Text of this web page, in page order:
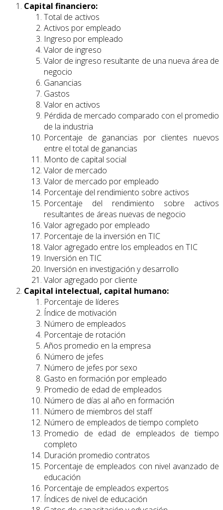
Capital financiero:
Total de activos
Activos por empleado
Ingreso por empleado
Valor de ingreso
Valor de ingreso resultante de una nueva área de
negocio
Ganancias
Gastos
Valor en activos
Pérdida de mercado comparado con el promedio
de la industria
Porcentaje de ganancias por clientes nuevos
entre el total de ganancias
Monto de capital social
Valor de mercado
Valor de mercado por empleado
Porcentaje del rendimiento sobre activos
Porcentaje del rendimiento sobre activos
resultantes de áreas nuevas de negocio
Valor agregado por empleado
Porcentaje de la inversión en TIC
Valor agregado entre los empleados en TIC
Inversión en TIC
Inversión en investigación y desarrollo
Valor agregado por cliente
Capital intelectual, capital humano:
Porcentaje de líderes
Índice de motivación
Número de empleados
Porcentaje de rotación
Años promedio en la empresa
Número de jefes
Número de jefes por sexo
Gasto en formación por empleado
Promedio de edad de empleados
Número de días al año en formación
Número de miembros del staff
Número de empleados de tiempo completo
Promedio de edad de empleados de tiempo
completo
Duración promedio contratos
Porcentaje de empleados con nivel avanzado de
educación
Porcentaje de empleados expertos
Índices de nivel de educación